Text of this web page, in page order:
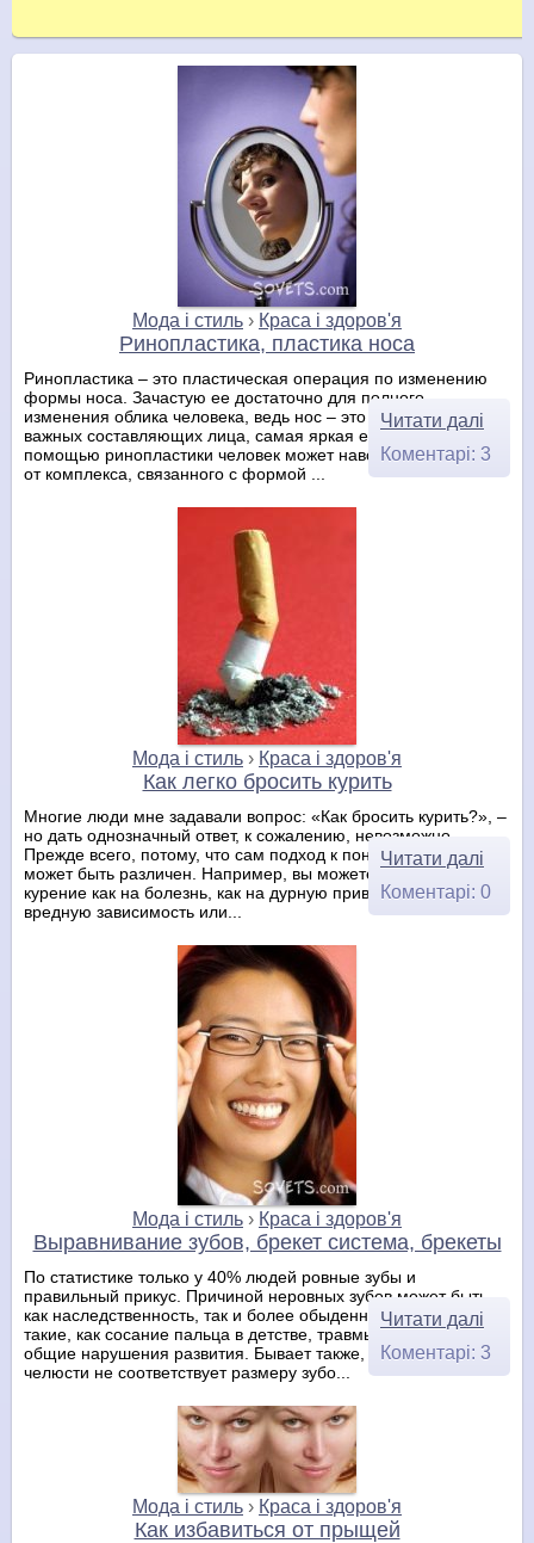
Мода і стиль › Краса і здоров'я
Ринопластика, пластика носа
Ринопластика – это пластическая операция по изменению
формы носа. Зачастую ее достаточно для полного
изменения облика человека, ведь нос – это одно из самых
важных составляющих лица, самая яркая его деталь. С
помощью ринопластики человек может навсегда избавиться
от комплекса, связанного с формой ...
Читати далі
Коментарі: 3
Мода і стиль › Краса і здоров'я
Как легко бросить курить
Многие люди мне задавали вопрос: «Как бросить курить?», –
но дать однозначный ответ, к сожалению, невозможно.
Прежде всего, потому, что сам подход к пониманию курения
может быть различен. Например, вы можете смотреть на
курение как на болезнь, как на дурную привычку, как на
вредную зависимость или...
Читати далі
Коментарі: 0
Мода і стиль › Краса і здоров'я
Выравнивание зубов, брекет система, брекеты
По статистике только у 40% людей ровные зубы и
правильный прикус. Причиной неровных зубов может быть
как наследственность, так и более обыденные причины –
такие, как сосание пальца в детстве, травмы, рахит или
общие нарушения развития. Бывает также, что размер
челюсти не соответствует размеру зубо...
Читати далі
Коментарі: 3
Мода і стиль › Краса і здоров'я
Как избавиться от прыщей